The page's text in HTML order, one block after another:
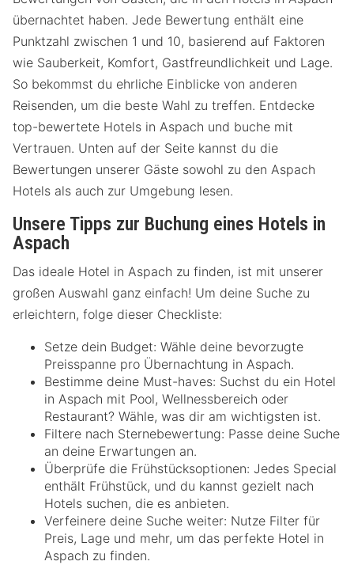
übernachtet haben. Jede Bewertung enthält eine
Punktzahl zwischen 1 und 10, basierend auf Faktoren
wie Sauberkeit, Komfort, Gastfreundlichkeit und Lage.
So bekommst du ehrliche Einblicke von anderen
Reisenden, um die beste Wahl zu treffen. Entdecke
top-bewertete Hotels in Aspach und buche mit
Vertrauen. Unten auf der Seite kannst du die
Bewertungen unserer Gäste sowohl zu den Aspach
Hotels als auch zur Umgebung lesen.
Unsere Tipps zur Buchung eines Hotels in
Aspach
Das ideale Hotel in Aspach zu finden, ist mit unserer
großen Auswahl ganz einfach! Um deine Suche zu
erleichtern, folge dieser Checkliste:
Setze dein Budget: Wähle deine bevorzugte
Preisspanne pro Übernachtung in Aspach.
Bestimme deine Must-haves: Suchst du ein Hotel
in Aspach mit Pool, Wellnessbereich oder
Restaurant? Wähle, was dir am wichtigsten ist.
Filtere nach Sternebewertung: Passe deine Suche
an deine Erwartungen an.
Überprüfe die Frühstücksoptionen: Jedes Special
enthält Frühstück, und du kannst gezielt nach
Hotels suchen, die es anbieten.
Verfeinere deine Suche weiter: Nutze Filter für
Preis, Lage und mehr, um das perfekte Hotel in
Aspach zu finden.